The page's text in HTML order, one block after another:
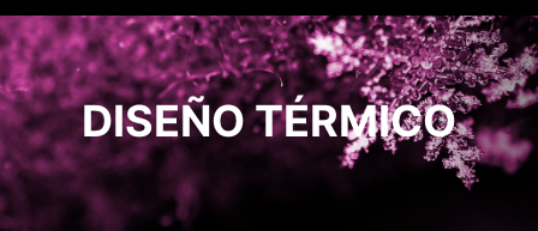
DISEÑO TÉRMICO